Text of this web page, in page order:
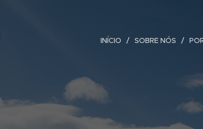
INÍCIO SOBRE NÓS